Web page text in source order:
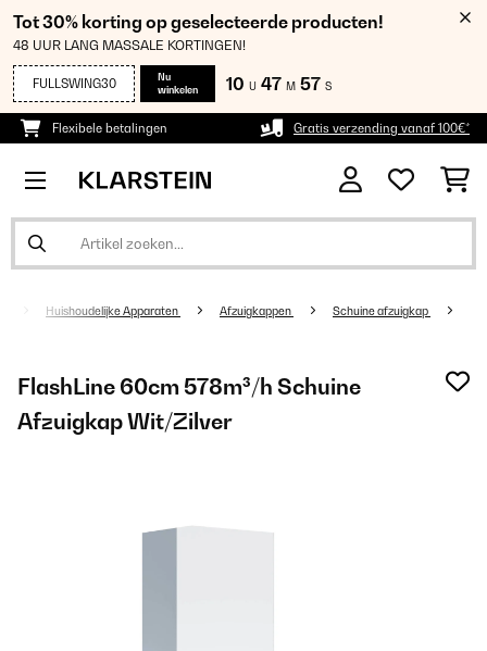
Tot 30% korting op geselecteerde producten!
48 UUR LANG MASSALE KORTINGEN!
FULLSWING30
Nu
winkelen
10 U 47 M 56 S
Flexibele betalingen Gratis verzending vanaf 100€*
Huishoudelijke Apparaten Afzuigkappen Schuine afzuigkap
FlashLine 60cm 578m³/h Schuine
Afzuigkap Wit/Zilver